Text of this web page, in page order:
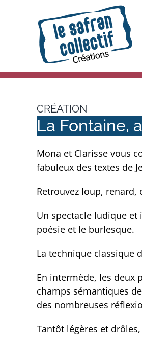
CRÉATION
La Fontaine,
Mona et Clarisse vous
fabuleux des textes de
Retrouvez loup, renard,
Un spectacle ludique et
poésie et le burlesque.
La technique classique
En intermède, les deux
champs sémantiques
des nombreuses
Tantôt légères et